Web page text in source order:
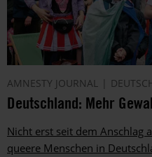
AMNESTY JOURNAL
Deutschland: Mehr
Nicht erst seit dem Anschlag
queere Menschen in